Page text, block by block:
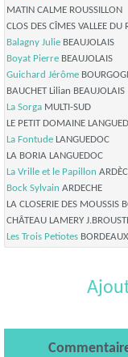
MATIN CALME ROUSSILLON
CLOS DES CÎMES VALLEE DU
Balagny Julie BEAUJOLAIS
Boyat Pierre BEAUJOLAIS
Guichard Jérôme
BAUCHET Lilian BEAUJOLAIS
La Sorga MULTI-SUD
LE PETIT DOMAINE
La Fontude LANGUEDOC
LA BORIA LANGUEDOC
La Vrille et le Papillon
Bock Sylvain ARDECHE
LA CLOSERIE DES MOUSSIS
CHÂTEAU LAMERY
Les Trois Petiotes BORDEAUX